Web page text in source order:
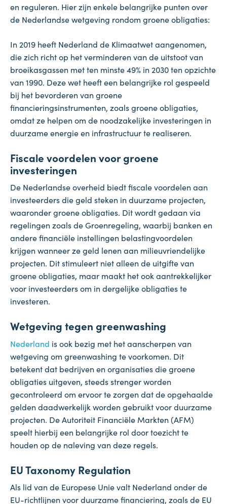
en reguleren. Hier zijn enkele belangrijke punten over
de Nederlandse wetgeving rondom groene obligaties:
In 2019 heeft Nederland de Klimaatwet aangenomen,
die zich richt op het verminderen van de uitstoot van
broeikasgassen met ten minste 49% in 2030 ten opzichte
van 1990. Deze wet heeft een belangrijke rol gespeeld
bij het bevorderen van groene
financieringsinstrumenten, zoals groene obligaties,
omdat ze helpen om de noodzakelijke investeringen in
duurzame energie en infrastructuur te realiseren.
Fiscale voordelen voor groene
investeringen
De Nederlandse overheid biedt fiscale voordelen aan
investeerders die geld steken in duurzame projecten,
waaronder groene obligaties. Dit wordt gedaan via
regelingen zoals de Groenregeling, waarbij banken en
andere financiële instellingen belastingvoordelen
krijgen wanneer ze geld lenen aan milieuvriendelijke
projecten. Dit stimuleert niet alleen de uitgifte van
groene obligaties, maar maakt het ook aantrekkelijker
voor investeerders om in dergelijke obligaties te
investeren.
Wetgeving tegen greenwashing
Nederland is ook bezig met het aanscherpen van
wetgeving om greenwashing te voorkomen. Dit
betekent dat bedrijven en organisaties die groene
obligaties uitgeven, steeds strenger worden
gecontroleerd om ervoor te zorgen dat de opgehaalde
gelden daadwerkelijk worden gebruikt voor duurzame
projecten. De Autoriteit Financiële Markten (AFM)
speelt hierbij een belangrijke rol door toezicht te
houden op de naleving van deze regels.
EU Taxonomy Regulation
Als lid van de Europese Unie valt Nederland onder de
EU-richtlijnen voor duurzame financiering, zoals de EU